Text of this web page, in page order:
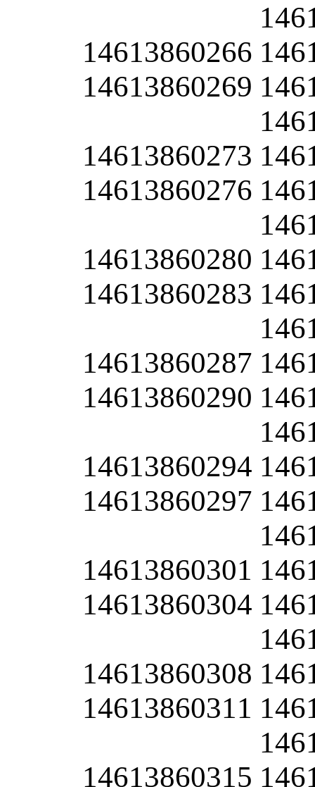
14613860266
14613860269
14613860273
14613860276
14613860280
14613860283
14613860287
14613860290
14613860294
14613860297
14613860301
14613860304
14613860308
14613860311
14613860315